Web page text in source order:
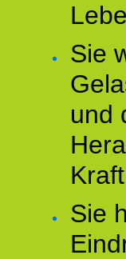
Sie
und
Sie